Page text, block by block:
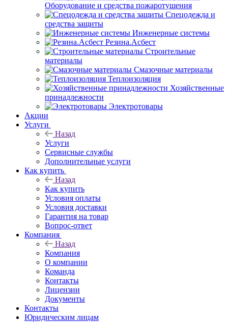
Оборудование и средства пожаротушения
Спецодежда и
средства защиты
Инженерные системы
Резина.Асбест
Строительные
материалы
Смазочные материалы
Теплоизоляция
Хозяйственные
принадлежности
Электротовары
Акции
Услуги
Назад
Услуги
Сервисные службы
Дополнительные услуги
Как купить
Назад
Как купить
Условия оплаты
Условия доставки
Гарантия на товар
Вопрос-ответ
Компания
Назад
Компания
О компании
Команда
Контакты
Лицензии
Документы
Контакты
Юридическим лицам